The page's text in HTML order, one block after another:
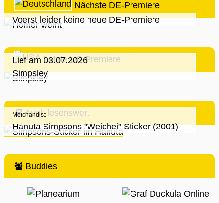
Nächste DE-Premiere
Voerst leider keine neue DE-Premiere
Letzte US-Premiere
Lief am 03.07.2026
Simpsley
Auch lesenswert
Merchandise
Hanuta Simpsons "Weichei" Sticker (2001)
Buddies